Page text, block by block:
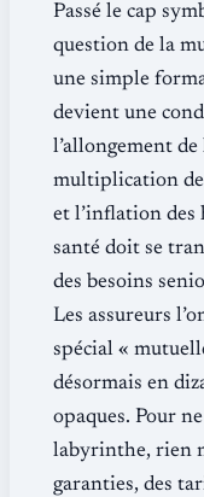
Passé le cap
question de la
une simple
devient une
l’allongement de
multiplication
et l’inflation des
santé doit se
des besoins
Les assureurs
spécial «
désormais en
opaques. Pour
labyrinthe, rien
garanties, des